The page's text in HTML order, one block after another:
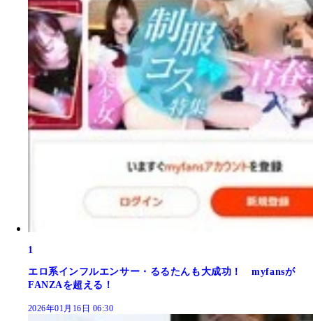
1
エロ系インフルエンサー・るるたんも大成功！ myfansが
FANZAを超える！
2026年01月16日 06:30